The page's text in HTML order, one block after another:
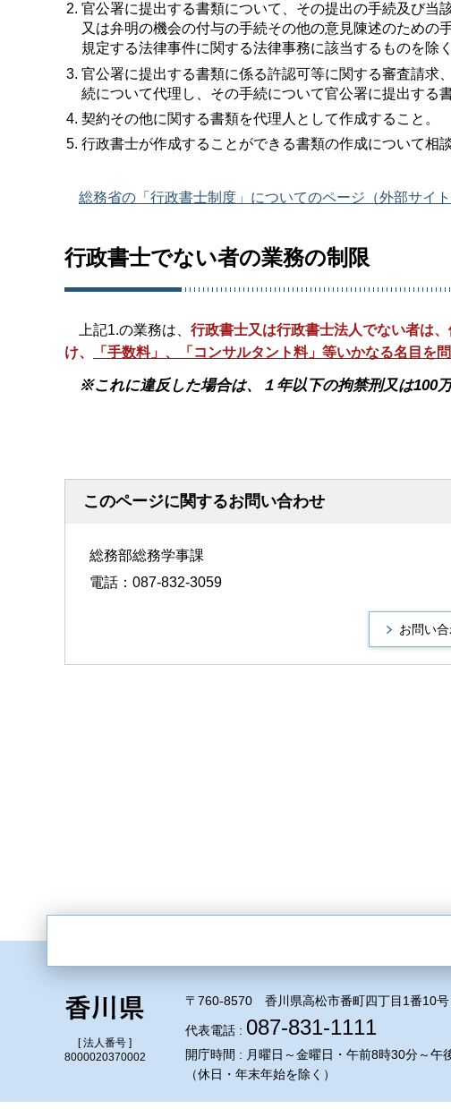
官公署に提出する書類について、その提出の手続及び当
又は弁明の機会の付与の手続その他の意見陳述のための
規定する法律事件に関する法律事務に該当するものを除
官公署に提出する書類に係る許認可等に関する審査請求
続について代理し、その手続について官公署に提出する
契約その他に関する書類を代理人として作成すること。
行政書士が作成することができる書類の作成について相
総務省の「行政書士制度」についてのページ（外部サイト
行政書士でない者の業務の制限
上記1.の業務は、 行政書士又は行政書士法人でない者は
け、
「手数料」、「コンサルタント料」等いかなる名目を
※これに違反した場合は、１年以下の拘禁刑又は100
このページに関するお問い合わせ
総務部総務学事課
電話：087-832-3059
[ 法人番号 ]
8000020370002
〒760-8570 香川県高松市番町四丁目1番10号
代表電話 : 087-831-1111
開庁時間 : 月曜日～金曜日・午前8時30分～午
（休日・年末年始を除く）